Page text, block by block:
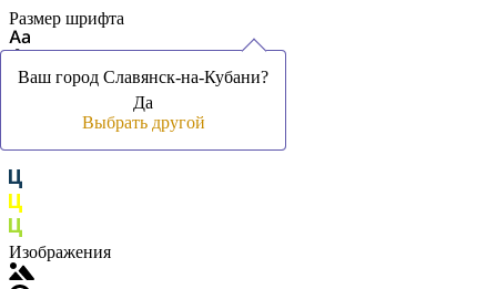
Размер шрифта
Цвет фона и шрифта
Изображения
Ваш город Славянск-на-Кубани?
Да
Выбрать другой
Ваш город Славянск-на-Кубани?
Да
Выбрать другой